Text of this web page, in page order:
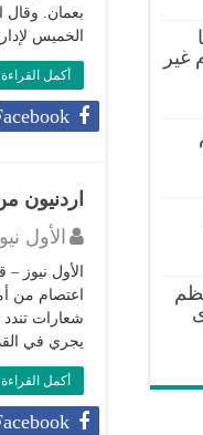
بعمان. وقال
الخميس
أكمل
اردنيون
الأول
الأول نيوز
اعتصام من
شعارات
يجري في
أكمل
غير